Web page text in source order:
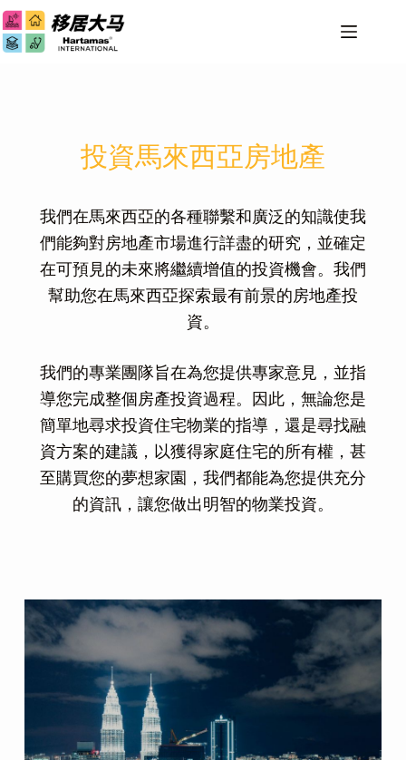
投資馬來西亞房地產
我們在馬來西亞的各種聯繫和廣泛的知識使我
們能夠對房地產市場進行詳盡的研究，並確定
在可預見的未來將繼續增值的投資機會。我們
幫助您在馬來西亞探索最有前景的房地產投
資。
我們的專業團隊旨在為您提供專家意見，並指
導您完成整個房產投資過程。因此，無論您是
簡單地尋求投資住宅物業的指導，還是尋找融
資方案的建議，以獲得家庭住宅的所有權，甚
至購買您的夢想家園，我們都能為您提供充分
的資訊，讓您做出明智的物業投資。